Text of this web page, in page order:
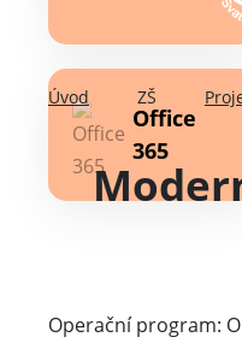
Office
365
Úvod ZŠ
Operační program: